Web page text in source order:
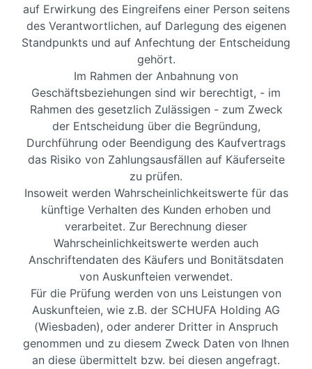
auf Erwirkung des Eingreifens einer Person seitens
des Verantwortlichen, auf Darlegung des eigenen
Standpunkts und auf Anfechtung der Entscheidung
gehört.
Im Rahmen der Anbahnung von
Geschäftsbeziehungen sind wir berechtigt, - im
Rahmen des gesetzlich Zulässigen - zum Zweck
der Entscheidung über die Begründung,
Durchführung oder Beendigung des Kaufvertrags
das Risiko von Zahlungsausfällen auf Käuferseite
zu prüfen.
Insoweit werden Wahrscheinlichkeitswerte für das
künftige Verhalten des Kunden erhoben und
verarbeitet. Zur Berechnung dieser
Wahrscheinlichkeitswerte werden auch
Anschriftendaten des Käufers und Bonitätsdaten
von Auskunfteien verwendet.
Für die Prüfung werden von uns Leistungen von
Auskunfteien, wie z.B. der SCHUFA Holding AG
(Wiesbaden), oder anderer Dritter in Anspruch
genommen und zu diesem Zweck Daten von Ihnen
an diese übermittelt bzw. bei diesen angefragt.